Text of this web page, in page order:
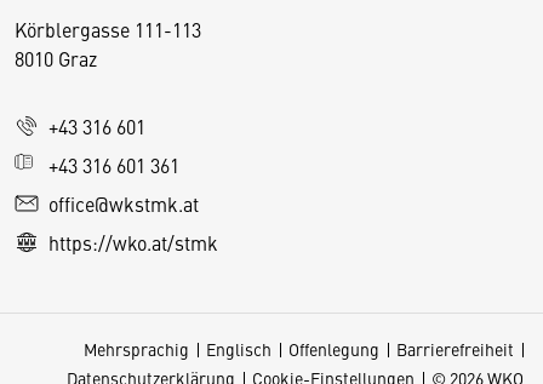
Körblergasse 111-113
8010 Graz
+43 316 601
+43 316 601 361
office@wkstmk.at
https://wko.at/stmk
Mehrsprachig Englisch Offenlegung
Barrierefreiheit
Datenschutzerklärung
Cookie-Einstellungen © 2026 WKO
D
i
s
e
S
e